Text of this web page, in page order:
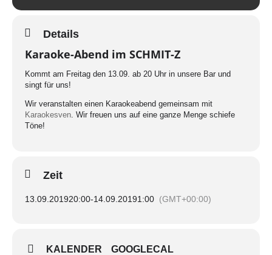
Details
Karaoke-Abend im SCHMIT-Z
Kommt am Freitag den 13.09. ab 20 Uhr in unsere Bar und
singt für uns!
Wir veranstalten einen Karaokeabend gemeinsam mit
Karaokesven. Wir freuen uns auf eine ganze Menge schiefe
Töne!
Zeit
13.09.201920:00-14.09.20191:00 (GMT+00:00)
KALENDER GOOGLECAL